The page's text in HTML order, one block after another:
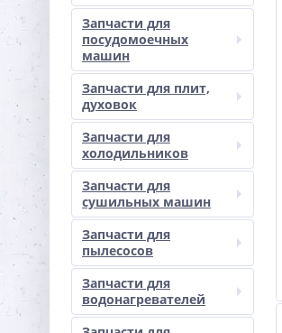
Запчасти для
посудомоечных
машин
Запчасти для плит,
духовок
Запчасти для
холодильников
Запчасти для
сушильных машин
Запчасти для
пылесосов
Запчасти для
водонагревателей